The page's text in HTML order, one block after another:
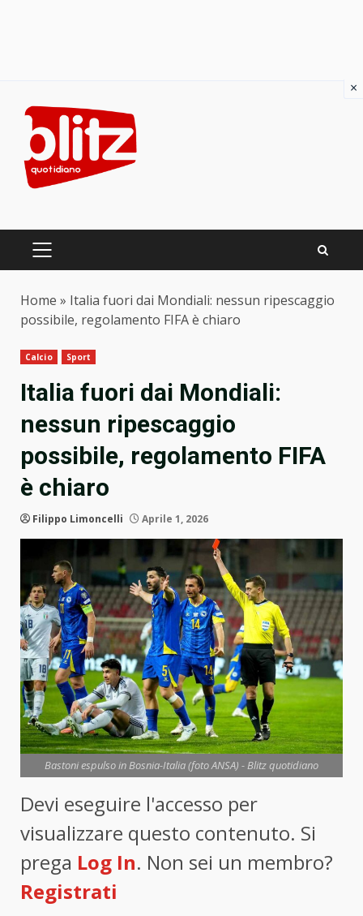
content
PRIMARY
Home » Italia fuori dai Mondiali: nessun ripescaggio
possibile, regolamento FIFA è chiaro
Calcio Sport
Italia fuori dai Mondiali:
nessun ripescaggio
possibile, regolamento FIFA
è chiaro
Filippo Limoncelli Aprile 1, 2026
Bastoni espulso in Bosnia-Italia (foto ANSA) - Blitz quotidiano
Devi eseguire l'accesso per
visualizzare questo contenuto. Si
prega Log In. Non sei un membro?
Registrati
×